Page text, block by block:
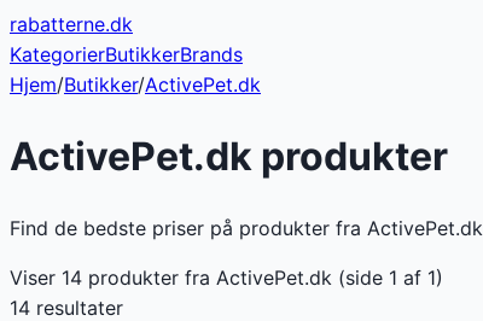
rabatterne.dk
KategorierButikkerBrands
Hjem/Butikker/ActivePet.dk
ActivePet.dk produkter
Find de bedste priser på produkter fra ActivePet.dk
Viser 14 produkter fra ActivePet.dk (side 1 af 1)
14 resultater